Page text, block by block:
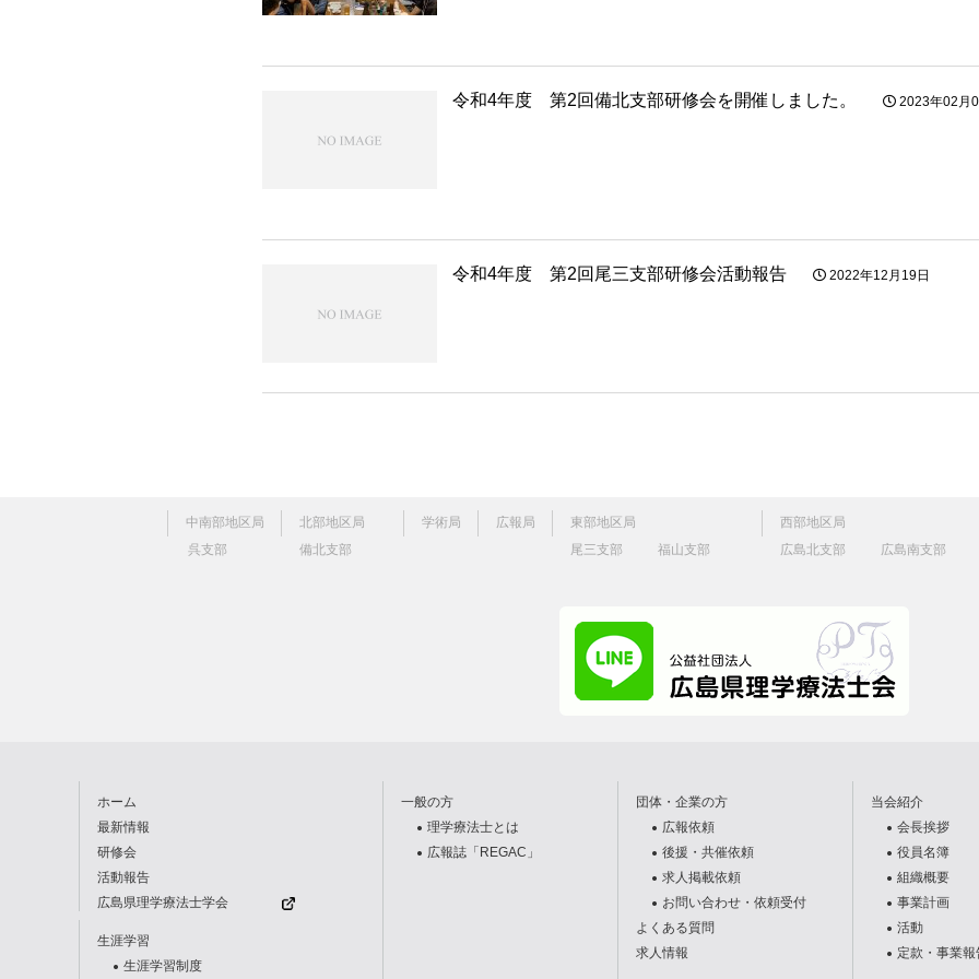
令和4年度 第2回備北支部研修会を開催しました。 2023年02月
令和4年度 第2回尾三支部研修会活動報告 2022年12月19日
s
中南部地区局
呉支部
北部地区局
備北支部
学術局 広報局
東部地区局
尾三支部
福山支部
西部地区局
広島北支部
広島南支部
ホーム
最新情報
研修会
活動報告
広島県理学療法士学会
生涯学習
生涯学習制度
一般の方
理学療法士とは
広報誌「REGAC」
団体・企業の方
広報依頼
後援・共催依頼
求人掲載依頼
お問い合わせ・依頼受付
よくある質問
求人情報
当会紹介
会長挨拶
役員名簿
組織概要
事業計画
活動
定款・事業報